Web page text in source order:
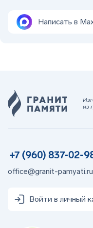
Написать в
из
+7 (960) 837-02-
office@granit-pamyati.ru
Войти в личный